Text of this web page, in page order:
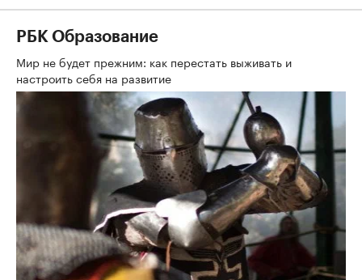
РБК Образование
Мир не будет прежним: как перестать выживать и
настроить себя на развитие